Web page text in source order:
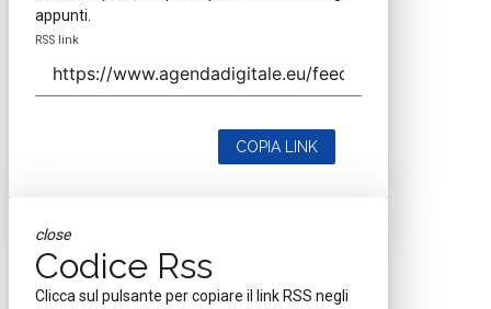
appunti.
RSS link
COPIA LINK
close
Codice Rss
Clicca sul pulsante per copiare il link RSS negli